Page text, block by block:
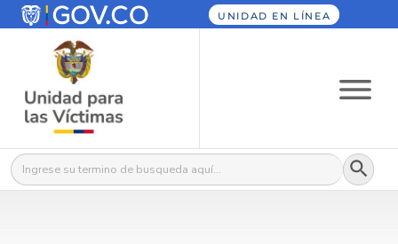
UNIDAD EN LÍNEA
Buscar: Botón